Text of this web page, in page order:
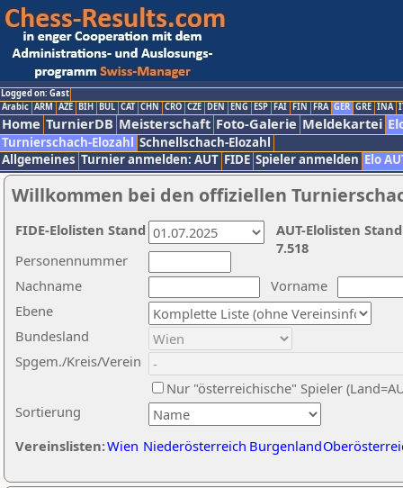
Logged on: Gast
Arabic ARM AZE BIH BUL CAT CHN CRO CZE DEN ENG ESP FAI FIN FRA GER GRE INA
Home TurnierDB Meisterschaft Foto-Galerie Meldekartei
Turnierschach-Elozahl Schnellschach-Elozahl
Allgemeines Turnier anmelden: AUT FIDE Spieler anmelden Elo
Willkommen bei den offiziellen
Nachname
Vorname
Ebene
Sortierung
Personennummer
Bundesland
Spgem./Kreis/Verein
Nur "österreichische" Spieler
Vereinslisten:Wien Niederösterreich Burgenland
AUT-Elolisten
7.518
FIDE-Elolisten Stand